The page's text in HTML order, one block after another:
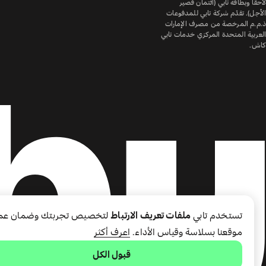
لاحقًا وبطاقة تابي (ائتمان قصير
الأجل). تقدّم شركة تابي للمدفوعات
ذ.م.م المرخصة من مصرف الإمارات
العربية المتحدة المركزي خدمات تابي
كاش.
تستخدم تابي ملفات تعريف الارتباطلتخصيص تجربتك وضمان
موقعنا بسلاسة وقياس الأداء. اعرف أكثر
قبول الكل